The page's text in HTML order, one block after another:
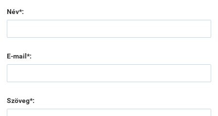
Név*:
E-mail*:
Szöveg*: